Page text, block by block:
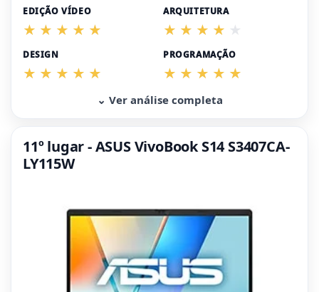
EDIÇÃO VÍDEO ARQUITETURA
DESIGN PROGRAMAÇÃO
⌄ Ver análise completa
11º lugar - ASUS VivoBook S14 S3407CA-
LY115W